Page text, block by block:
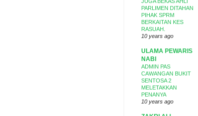
PARLIMEN DITAHAN
PIHAK SPRM
BERKAITAN KES
RASUAH.
10 years ago
ULAMA PEWARIS
NABI
ADMIN PAS
CAWANGAN BUKIT
SENTOSA 2
MELETAKKAN
PENANYA
10 years ago